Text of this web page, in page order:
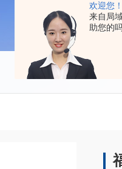
欢迎您！
来自局
助您的